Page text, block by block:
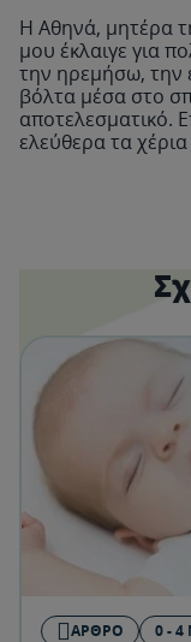
Η Αθηνά, μητέρα
μου έκλαιγε για
την ηρεμήσω, την
βόλτα μέσα στο
αποτελεσματικό.
ελεύθερα τα
ΆΡΘΡΟ 0 -